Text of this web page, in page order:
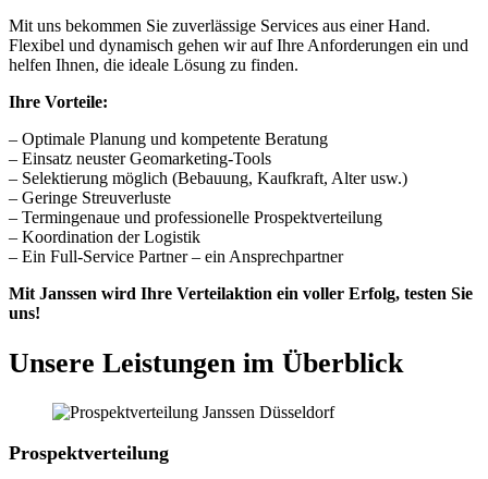
Mit uns bekommen Sie zuverlässige Services aus einer Hand.
Flexibel und dynamisch gehen wir auf Ihre Anforderungen ein und
helfen Ihnen, die ideale Lösung zu finden.
Ihre Vorteile:
– Optimale Planung und kompetente Beratung
– Einsatz neuster Geomarketing-Tools
– Selektierung möglich (Bebauung, Kaufkraft, Alter usw.)
– Geringe Streuverluste
– Termingenaue und professionelle Prospektverteilung
– Koordination der Logistik
– Ein Full-Service Partner – ein Ansprechpartner
Mit Janssen wird Ihre Verteilaktion ein voller Erfolg, testen Sie
uns!
Unsere Leistungen im Überblick
Prospektverteilung